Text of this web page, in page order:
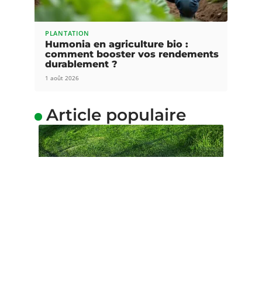
PLANTATION
Humonia en agriculture bio :
comment booster vos rendements
durablement ?
1 août 2026
Article populaire
GAZON